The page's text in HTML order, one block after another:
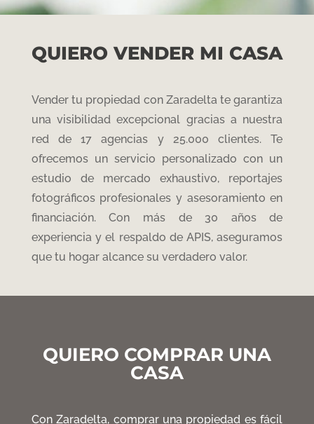
QUIERO VENDER MI CASA
Vender tu propiedad con Zaradelta te garantiza
una visibilidad excepcional gracias a nuestra
red de 17 agencias y 25.000 clientes. Te
ofrecemos un servicio personalizado con un
estudio de mercado exhaustivo, reportajes
fotográficos profesionales y asesoramiento en
financiación. Con más de 30 años de
experiencia y el respaldo de APIS, aseguramos
que tu hogar alcance su verdadero valor.
QUIERO COMPRAR UNA
CASA
Con Zaradelta, comprar una propiedad es fácil